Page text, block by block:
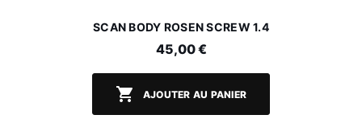
SCAN BODY ROSEN SCREW 1.4
45,00 €
 AJOUTER AU PANIER